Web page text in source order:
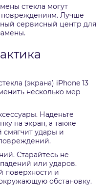
стекла могут
Лучше
сервисный центр для
(экрана) iPhone 13
несколько мер
Наденьте
на экран, а также
смягчит удары и
Старайтесь не
или ударов.
поверхности и
обстановку.